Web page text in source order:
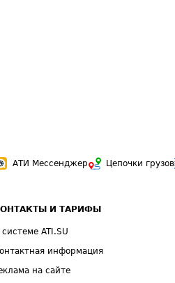
АТИ Мессенджер Цепочки грузов
И ТАРИФЫ
ATI.SU
информация
на сайте